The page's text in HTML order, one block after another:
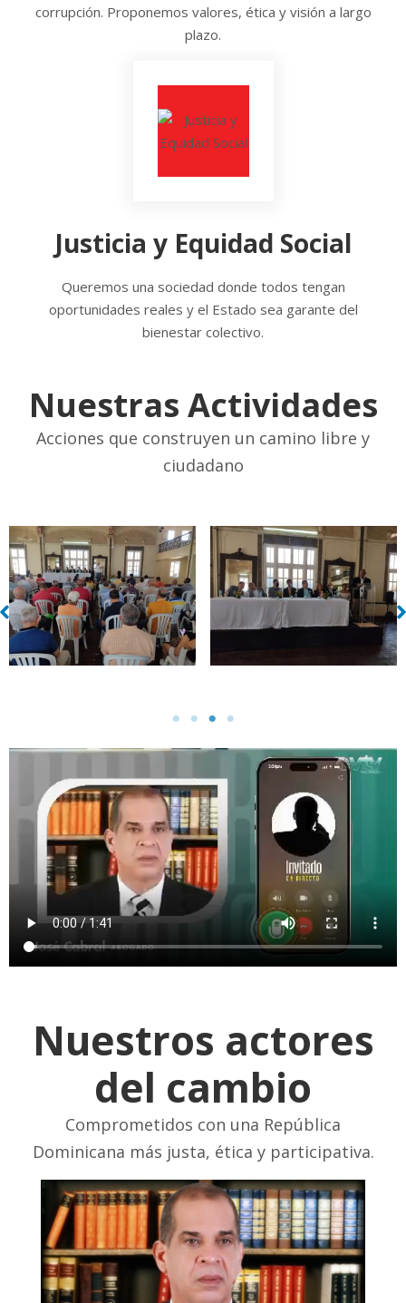
corrupción. Proponemos valores, ética y visión a largo
plazo.
Justicia y Equidad Social
Queremos una sociedad donde todos tengan
oportunidades reales y el Estado sea garante del
bienestar colectivo.
Nuestras Actividades
Acciones que construyen un camino libre y
ciudadano
Sin leyenda Sin leyenda
Nuestros actores
del cambio
Comprometidos con una República
Dominicana más justa, ética y participativa.